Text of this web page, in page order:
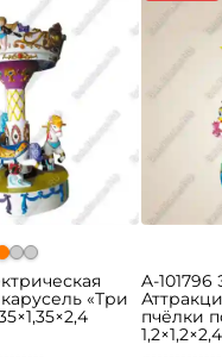
«Три
A-
пчёлки